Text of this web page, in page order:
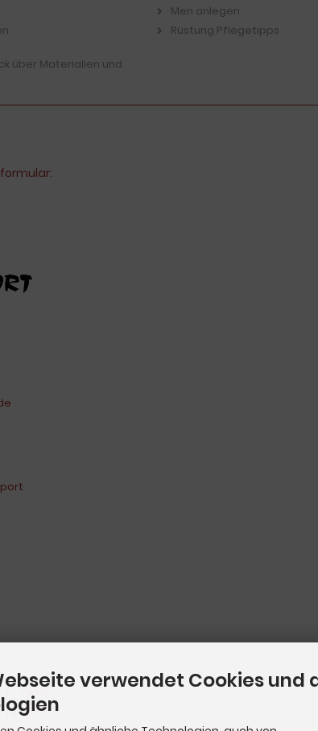
Men anlegen
Rüstung Pflegetipps
über Materialien und
verwendet Cookies und